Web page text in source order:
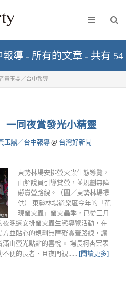
導 - 所有的文章 - 共有
黃玉鼎／台中報導
同夜賞發光小精靈
玉鼎／台中報導 @ 台灣好新聞
東勢林場安排螢火蟲生態導覽，
由解說員引導賞螢，並規劃無障
礙賞螢路線。（圖／東勢林場提
供） 東勢林場遊樂區今年的「花
現螢火蟲」螢火蟲季，已從三月
晚還安排螢火蟲生態導覽活動，在
並貼心的規劃無障礙賞螢路線，讓
山螢光點點的喜悅。 場長柯杏宗表
便的長者、且夜間視...... [閱讀更多]